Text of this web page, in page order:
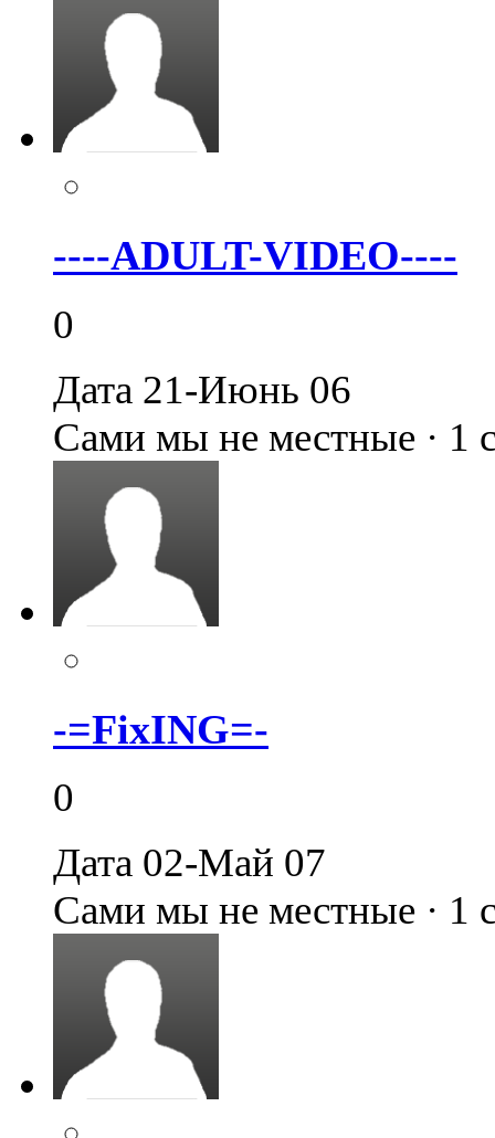
----ADULT-VIDEO----
0
Дата 21-Июнь 06
Сами мы не местные · 1
-=FixING=-
0
Дата 02-Май 07
Сами мы не местные · 1